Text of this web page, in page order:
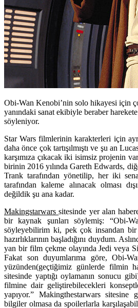
Obi-Wan Kenobi’nin solo hikayesi için
yanındaki sanat ekibiyle beraber
söyleniyor.
Star Wars filmlerinin karakterleri için
daha önce çok tartışılmıştı ve şu an
karşımıza çıkacak iki isimsiz projenin
birinin 2016 yılında Gareth Edwards,
Trank tarafından yönetilip, her iki
tarafından kaleme alınacak olması
değildik şu ana kadar.
Makingstarwarssitesinde yer alan
bir kaynak şunları söylemiş: “Obi-
söyleyebilirim ki, pek çok insandan
hazırlıklarının başladığını duydum.
yan bir film çekme olayında Jedi veya
Fakat son duyumlarıma göre, Obi-
yüzünden(geçtiğimiz günlerde filmin
sitesinde yaptığı oylamanın sonucu
filmine dair geliştirebilecekleri
yapıyor.” Makingthestarwars sitesine
bilgiler olmasa da spoilerlarla